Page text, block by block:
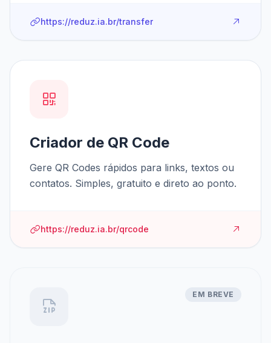
https://reduz.ia.br/transfer
Criador de QR Code
Gere QR Codes rápidos para links, textos ou
contatos. Simples, gratuito e direto ao ponto.
https://reduz.ia.br/qrcode
EM BREVE